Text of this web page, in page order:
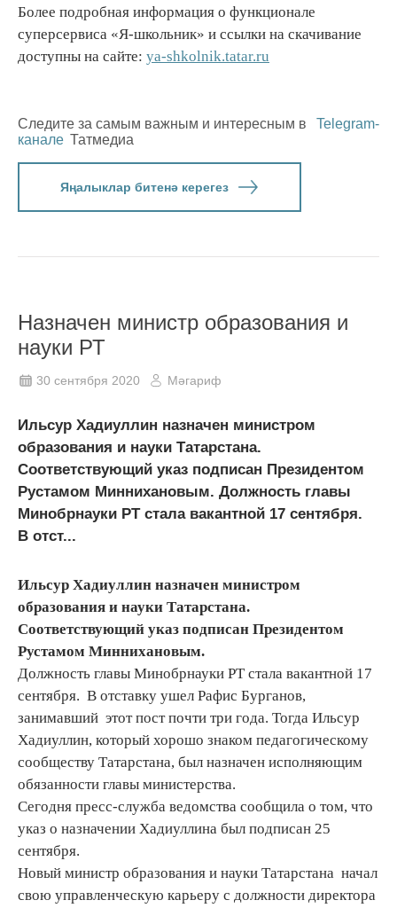
Более подробная информация о функционале
суперсервиса «Я-школьник» и ссылки на скачивание
доступны на сайте: ya-shkolnik.tatar.ru
Следите за самым важным и интересным в
Telegram-
канале Татмедиа
Яңалыклар битенә керегез
Назначен министр образования и
науки РТ
30 сентября 2020 Мәгариф
Ильсур Хадиуллин назначен министром
образования и науки Татарстана.
Соответствующий указ подписан Президентом
Рустамом Миннихановым. Должность главы
Минобрнауки РТ стала вакантной 17 сентября.
В отст...
Ильсур Хадиуллин назначен министром
образования и науки Татарстана.
Соответствующий указ подписан Президентом
Рустамом Миннихановым.
Должность главы Минобрнауки РТ стала вакантной 17
сентября. В отставку ушел Рафис Бурганов,
занимавший этот пост почти три года. Тогда Ильсур
Хадиуллин, который хорошо знаком педагогическому
сообществу Татарстана, был назначен исполняющим
обязанности главы министерства.
Сегодня пресс-служба ведомства сообщила о том, что
указ о назначении Хадиуллина был подписан 25
сентября.
Новый министр образования и науки Татарстана начал
свою управленческую карьеру с должности директора